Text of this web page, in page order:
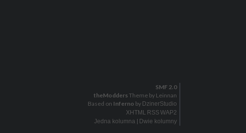
SMF 2.0
theModders Theme by Leinnan
Based on Inferno by DzinerStudio
XHTML RSS WAP2
Jedna kolumna| Dwie kolumny